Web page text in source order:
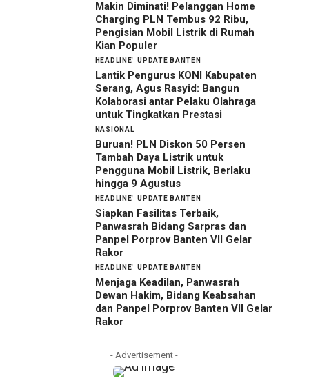
Makin Diminati! Pelanggan Home
Charging PLN Tembus 92 Ribu,
Pengisian Mobil Listrik di Rumah
Kian Populer
HEADLINE UPDATE BANTEN
Lantik Pengurus KONI Kabupaten
Serang, Agus Rasyid: Bangun
Kolaborasi antar Pelaku Olahraga
untuk Tingkatkan Prestasi
NASIONAL
Buruan! PLN Diskon 50 Persen
Tambah Daya Listrik untuk
Pengguna Mobil Listrik, Berlaku
hingga 9 Agustus
HEADLINE UPDATE BANTEN
Siapkan Fasilitas Terbaik,
Panwasrah Bidang Sarpras dan
Panpel Porprov Banten VII Gelar
Rakor
HEADLINE UPDATE BANTEN
Menjaga Keadilan, Panwasrah
Dewan Hakim, Bidang Keabsahan
dan Panpel Porprov Banten VII Gelar
Rakor
- Advertisement -